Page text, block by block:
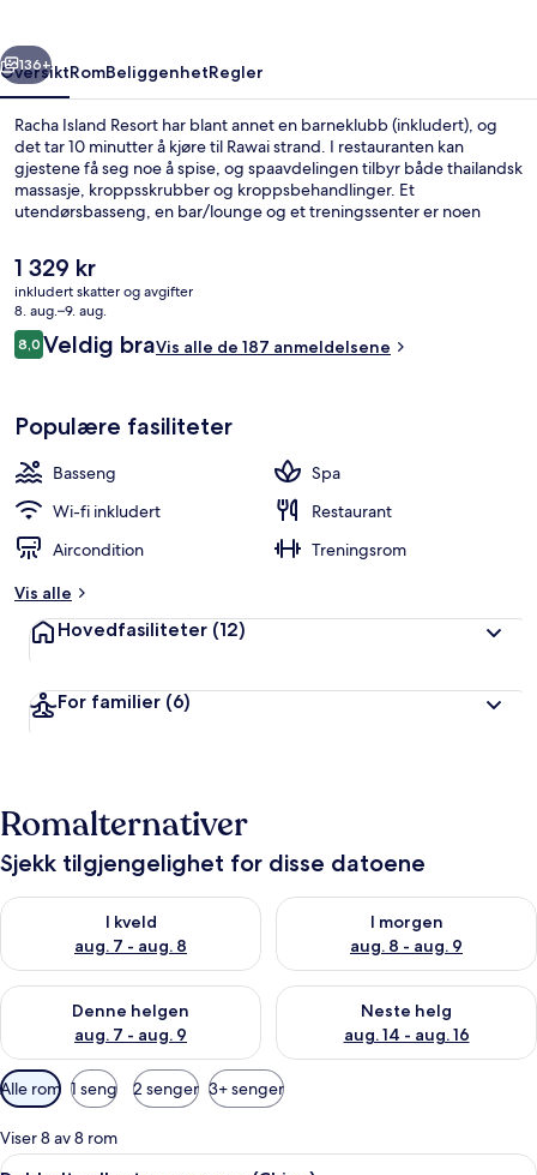
Neste
136+
OversiktRomBeliggenhetRegler
Racha Island Resort har blant annet en barneklubb (inkludert), og
det tar 10 minutter å kjøre til Rawai strand. I restauranten kan
gjestene få seg noe å spise, og spaavdelingen tilbyr både thailandsk
massasje, kroppsskrubber og kroppsbehandlinger. Et
utendørsbasseng, en bar/lounge og et treningssenter er noen
Den
nåværende
prisen
er
1 329 kr
1 329 kr
inkludert skatter og avgifter
8. aug.–9. aug.
Anmeldelser
8,08,0 av 10 –
Veldig braVis alle de 187 anmeldelsene
Populære fasiliteter
Basseng
Spa
Wi-fi inkludert
Restaurant
Aircondition
Treningsrom
Vis alle
Hovedfasiliteter (12)
For familier (6)
Romalternativer
Sjekk tilgjengelighet for disse datoene
I kveld
aug. 7 - aug. 8
Sjekk tilgjengelighet for i kveld, aug. 7 - aug. 8
I morgen
aug. 8 - aug. 9
Sjekk tilgjengelighet for i
Denne helgen
aug. 7 - aug. 9
Sjekk tilgjengelighet for denne helgen, aug. 7 - aug. 9
Neste helg
aug. 14 - aug. 16
Sjekk tilgjengelighet for neste
Tilgjengelige
filtre
for
rom
Alle rom 1 seng 2 senger 3+ senger
Viser 8 av 8 rom
Åpne
Dobbelt- eller tomannsrom (Chino)